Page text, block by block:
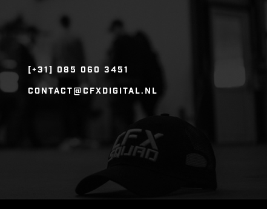
[+31] 085 060 3451
CONTACT@CFXDIGITAL.NL